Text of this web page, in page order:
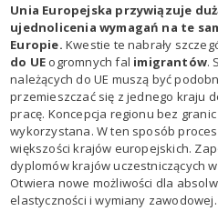
Unia Europejska przywiązuje
ujednolicenia wymagań na te
Europie. Kwestie te nabrały
do UE ogromnych fal imigrantów.
należących do UE muszą być
przemieszczać się z jednego kraju
pracę. Koncepcja regionu bez granic
wykorzystana. W ten sposób
większości krajów europejskich.
dyplomów krajów uczestniczących
Otwiera nowe możliwości dla
elastyczności i wymiany zawodowej.